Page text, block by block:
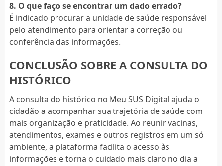
8. O que faço se encontrar um dado errado?
É indicado procurar a unidade de saúde responsável
pelo atendimento para orientar a correção ou
conferência das informações.
CONCLUSÃO SOBRE A CONSULTA DO
HISTÓRICO
A consulta do histórico no Meu SUS Digital ajuda o
cidadão a acompanhar sua trajetória de saúde com
mais organização e praticidade. Ao reunir vacinas,
atendimentos, exames e outros registros em um só
ambiente, a plataforma facilita o acesso às
informações e torna o cuidado mais claro no dia a